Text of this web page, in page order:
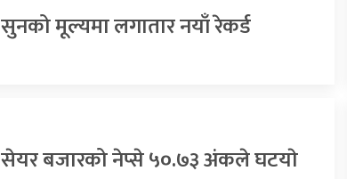
सुनको मूल्यमा लगातार नयाँ रेकर्ड
सेयर बजारको नेप्से ५०.७३ अंकले घटयाे